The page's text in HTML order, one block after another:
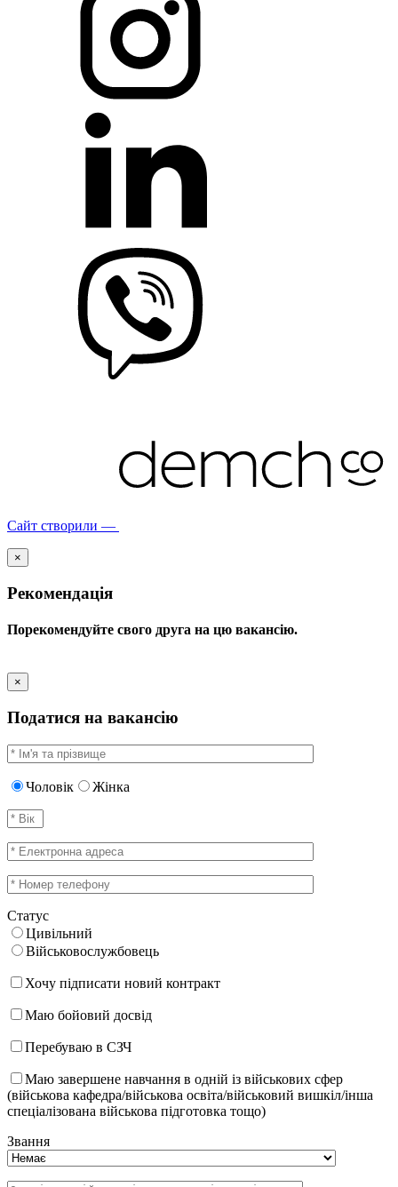
Сайт створили —
×
Рекомендація
Порекомендуйте свого друга на цю вакансію.
×
Податися на вакансію
Чоловік Жінка
Статус
Цивільний
Військовослужбовець
Хочу підписати новий контракт
Маю бойовий досвід
Перебуваю в СЗЧ
Маю завершене навчання в одній із військових сфер
(військова кафедра/військова освіта/військовий вишкіл/інша
спеціалізована військова підготовка тощо)
Звання